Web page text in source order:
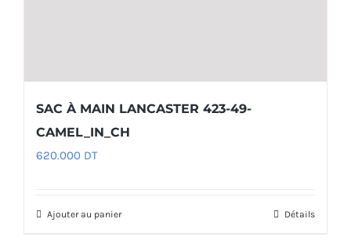
SAC À MAIN LANCASTER 423-49-
CAMEL_IN_CH
620.000 DT
Ajouter au panier Détails